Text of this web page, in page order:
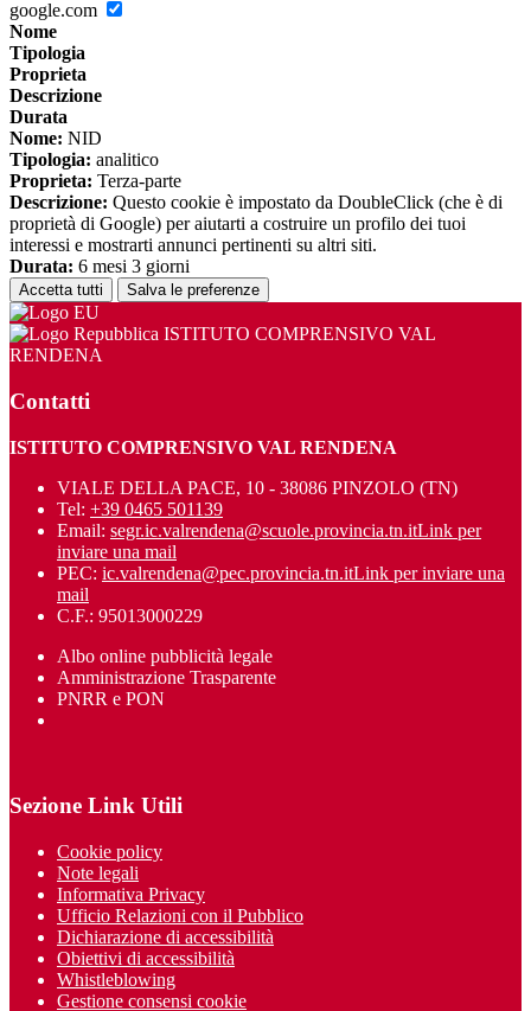
google.com
Nome
Tipologia
Proprieta
Descrizione
Durata
Nome: NID
Tipologia: analitico
Proprieta: Terza-parte
Descrizione: Questo cookie è impostato da DoubleClick (che è di
proprietà di Google) per aiutarti a costruire un profilo dei tuoi
interessi e mostrarti annunci pertinenti su altri siti.
Durata: 6 mesi 3 giorni
Accetta tutti Salva le preferenze
ISTITUTO COMPRENSIVO VAL
RENDENA
Contatti
ISTITUTO COMPRENSIVO VAL RENDENA
VIALE DELLA PACE, 10 - 38086 PINZOLO (TN)
Tel: +39 0465 501139
Email: segr.ic.valrendena@scuole.provincia.tn.itLink per
inviare una mail
PEC: ic.valrendena@pec.provincia.tn.itLink per inviare una
mail
C.F.: 95013000229
Albo online pubblicità legale
Amministrazione Trasparente
PNRR e PON
Sezione Link Utili
Cookie policy
Note legali
Informativa Privacy
Ufficio Relazioni con il Pubblico
Dichiarazione di accessibilità
Obiettivi di accessibilità
Whistleblowing
Gestione consensi cookie